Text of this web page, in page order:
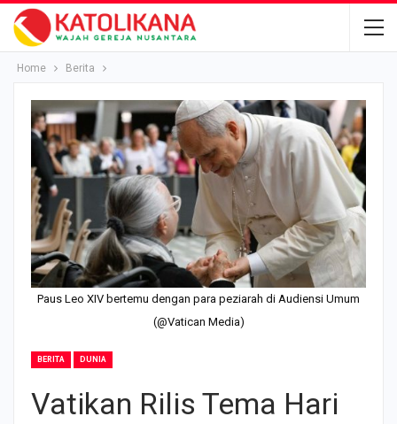
Home Berita
Paus Leo XIV bertemu dengan para peziarah di Audiensi Umum
(@Vatican Media)
BERITA DUNIA
Vatikan Rilis Tema Hari